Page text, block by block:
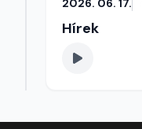
2026. 06. 17.
Hírek